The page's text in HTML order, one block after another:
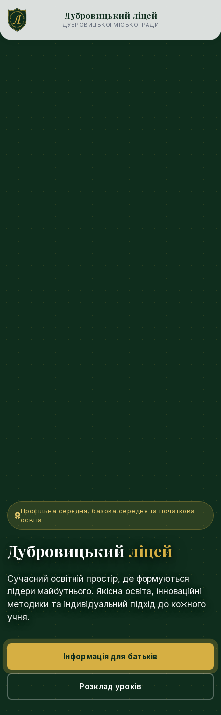
Дубровицький ліцей
ДУБРОВИЦЬКОЇ МІСЬКОЇ РАДИ
Профільна середня, базова середня та початкова
освіта
Дубровицький ліцей
Сучасний освітній простір, де формуються
лідери майбутнього. Якісна освіта, інноваційні
методики та індивідуальний підхід до кожного
учня.
Інформація для батьків
Розклад уроків